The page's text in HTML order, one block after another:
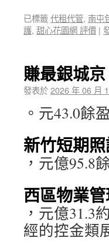
已標籤代租代管, 南屯
護, 甜心花園網 評價 |
賺最銀城
發表於2026 年 06 月
。元43.0餘
新竹短期
，元億95.8
西區物業
，元億31.3
經的控金類